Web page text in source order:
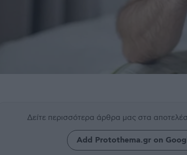
Δείτε περισσότερα άρθρα μας στα
Add Protothema.gr on